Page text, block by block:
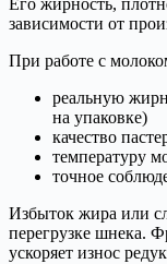
Его жирность,
зависимости от
При работе с
реальную
на упаковке)
качество
температуру
точное
Избыток жира или
перегрузке шнека.
ускоряет износ